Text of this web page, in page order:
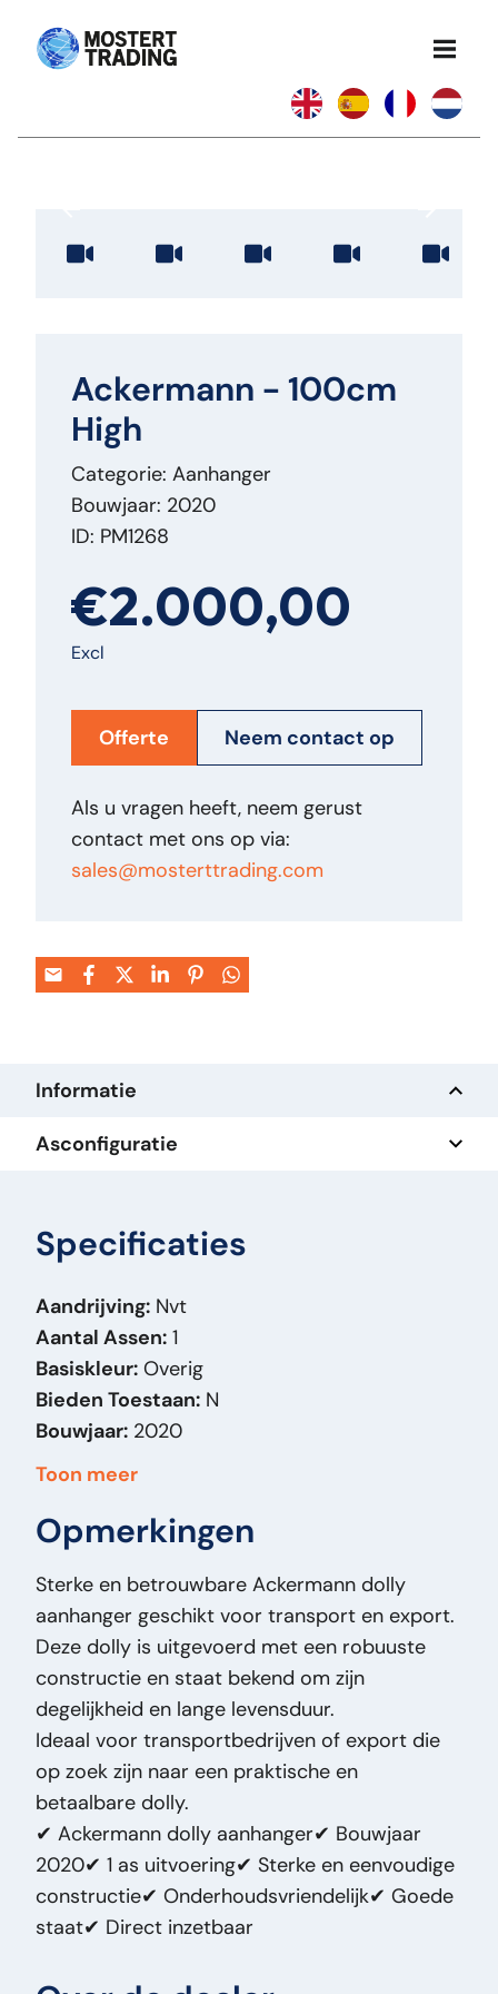
Ackermann - 100cm
High
Categorie: Aanhanger
Bouwjaar: 2020
ID: PM1268
€2.000,00
Excl
Offerte Neem contact op
Als u vragen heeft, neem gerust
contact met ons op via:
sales@mosterttrading.com
Informatie
Asconfiguratie
Specificaties
Aandrijving: Nvt
Aantal Assen: 1
Basiskleur: Overig
Bieden Toestaan: N
Bouwjaar: 2020
Brandstof:
Datum Deel 1:12-08-2020
Hoogte:
Breedte:235
Lengte:380
Laadvermogen (kg):7500
Loopvlakbreedte:445
Massa (kg): 1.500
Merk: Ackermann
Model Orig: 100cm High
Prijstype:VastePrijs
Staat Algemeen:Goed
Staat Optisch:Goed
Staat Technisch:Goed
Titel:Ackermann 100cm High Ackermann
Toon meer
Opmerkingen
Sterke en betrouwbare Ackermann dolly
aanhanger geschikt voor transport en export.
Deze dolly is uitgevoerd met een robuuste
constructie en staat bekend om zijn
degelijkheid en lange levensduur.
Ideaal voor transportbedrijven of export die
op zoek zijn naar een praktische en
betaalbare dolly.
✔ Ackermann dolly aanhanger✔ Bouwjaar
2020✔ 1 as uitvoering✔ Sterke en eenvoudige
constructie✔ Onderhoudsvriendelijk✔ Goede
staat✔ Direct inzetbaar